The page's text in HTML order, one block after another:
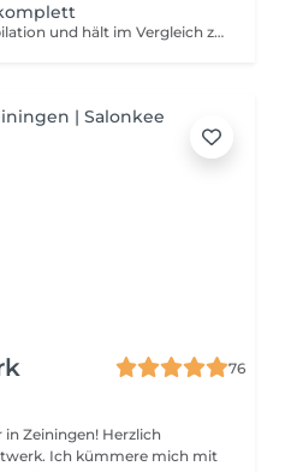
Waxing ist eine Form der Depilation und hält im Vergleich zum Rasieren wesentlich länger an. Mithilfe von Wachs wird das Haar mitsamt der Wurzel aus der Haut entfernt. Um die Behandlung optimal durchzuführen, sollten die Härchen eine Länge von 3-5 mm haben. Damit die Prozedur so schmerzfrei wie möglich ist, sollten deine Haare nicht länger als 1 cm sind.
76
Zeiningen! Herzlich
Ich kümmere mich mit